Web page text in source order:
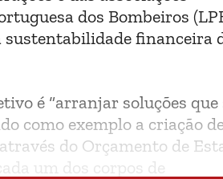
dos Bombeiros
sustentabilidade financeira
é “arranjar soluções que
como exemplo a criação
do Orçamento de
um dos corpos de